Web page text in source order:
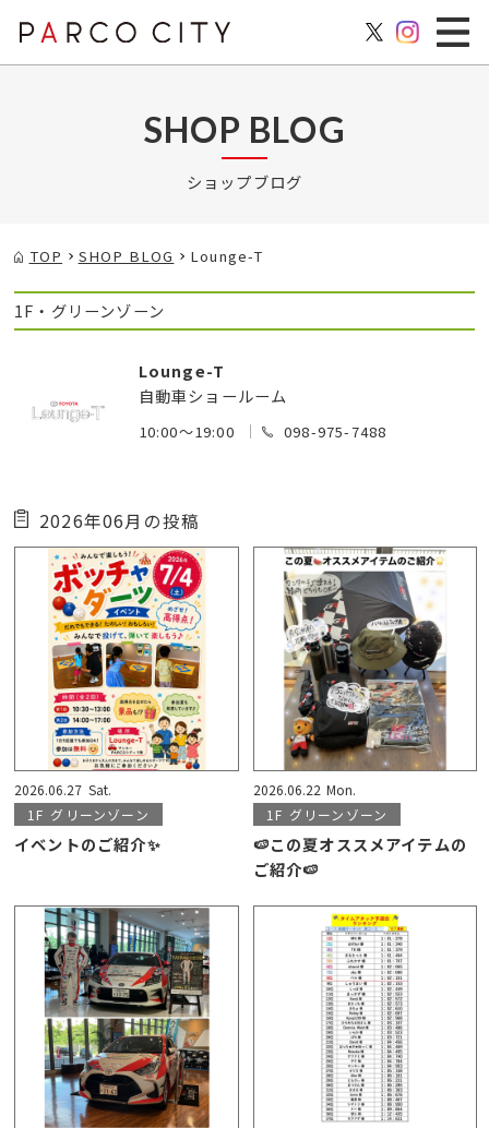
SHOP BLOG
ショップブログ
TOP SHOP BLOG Lounge-T
1F・グリーンゾーン
Lounge-T
自動車ショールーム
10:00～19:00 098-975-7488
2026年06月の投稿
2026.06.27 Sat.
1F グリーンゾーン
イベントのご紹介✨
2026.06.22 Mon.
1F グリーンゾーン
🍉この夏オススメアイテムの
ご紹介🍉